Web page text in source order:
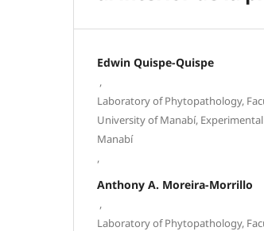
Edwin Quispe-Quispe
,
Laboratory of Phytopathology,
University of Manabí,
Manabí
,
Anthony A. Moreira-Morrillo
,
Laboratory of Phytopathology,